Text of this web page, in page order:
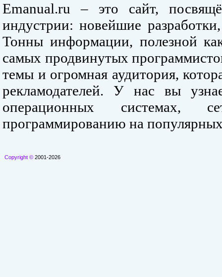
Emanual.ru – это сайт,
индустрии: новейшие
Тонны информации, полезной
самых продвинутых
темы и огромная аудитория,
рекламодателей. У нас вы
операционных системах,
программированию на
Copyright © 2001-2026